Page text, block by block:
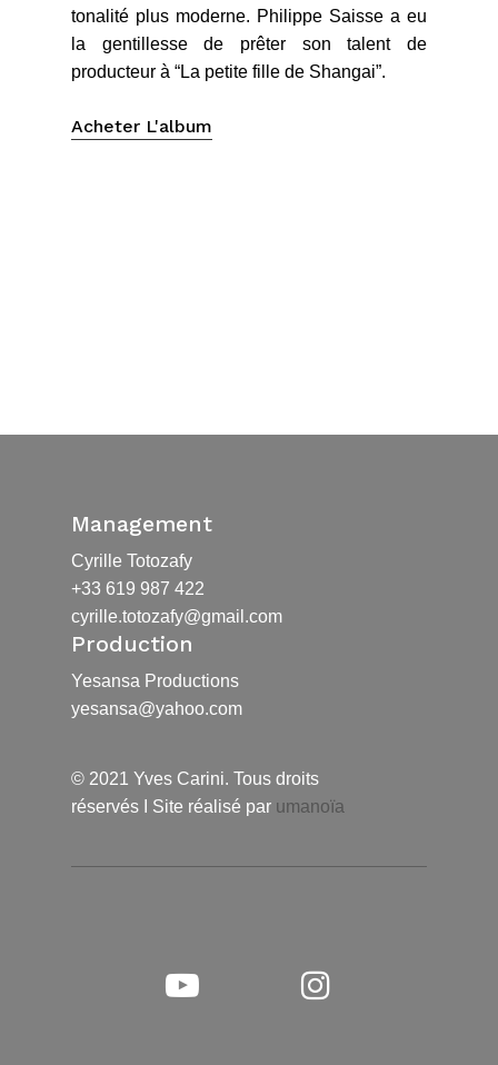
tonalité plus moderne. Philippe Saisse a eu
la gentillesse de prêter son talent de
producteur à “La petite fille de Shangai”.
Acheter L'album
Management
Cyrille Totozafy
+33 619 987 422
cyrille.totozafy@gmail.com
Production
Yesansa Productions
yesansa@yahoo.com
© 2021 Yves Carini. Tous droits
réservés I Site réalisé par umanoïa